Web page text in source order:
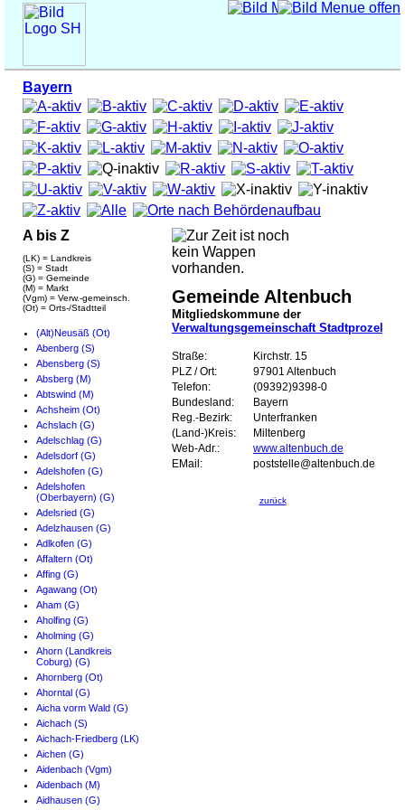
Bayern
A bis Z
(LK) = Landkreis
(S) = Stadt
(G) = Gemeinde
(M) = Markt
(Vgm) = Verw.-gemeinsch.
(Ot) = Orts-/Stadtteil
(Alt)Neusäß (Ot)
Abenberg (S)
Abensberg (S)
Absberg (M)
Abtswind (M)
Achsheim (Ot)
Achslach (G)
Adelschlag (G)
Adelsdorf (G)
Adelshofen (G)
Adelshofen
(Oberbayern) (G)
Adelsried (G)
Adelzhausen (G)
Adlkofen (G)
Affaltern (Ot)
Affing (G)
Agawang (Ot)
Aham (G)
Aholfing (G)
Aholming (G)
Ahorn (Landkreis
Coburg) (G)
Ahornberg (Ot)
Ahorntal (G)
Aicha vorm Wald (G)
Aichach (S)
Aichach-Friedberg (LK)
Aichen (G)
Aidenbach (Vgm)
Aidenbach (M)
Aidhausen (G)
Gemeinde Altenbuch
Mitgliedskommune der
Verwaltungsgemeinschaft Stadtprozelten
Straße:
Kirchstr. 15
PLZ / Ort:
97901 Altenbuch
Telefon:
(09392)9398-0
Bundesland:
Bayern
Reg.-Bezirk:
Unterfranken
(Land-)Kreis:
Miltenberg
Web-Adr.:
www.altenbuch.de
EMail:
poststelle@altenbuch.de
zurück